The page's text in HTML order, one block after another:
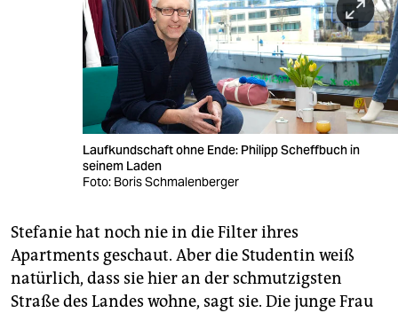
Laufkundschaft ohne Ende: Philipp Scheffbuch in
seinem Laden
Foto: Boris Schmalenberger
Stefanie hat noch nie in die Filter ihres
Apartments geschaut. Aber die Studentin weiß
natürlich, dass sie hier an der schmutzigsten
Straße des Landes wohne, sagt sie. Die junge Frau